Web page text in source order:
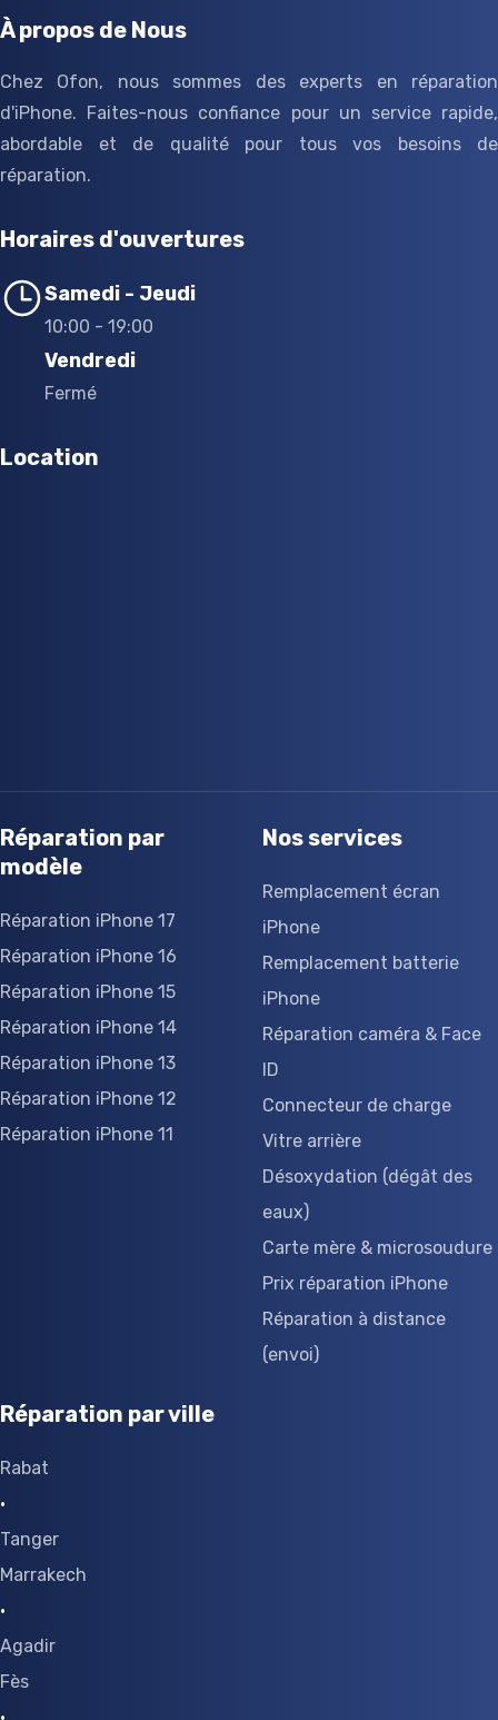
À propos de Nous
Chez Ofon, nous sommes des experts en réparation
d'iPhone. Faites-nous confiance pour un service rapide,
abordable et de qualité pour tous vos besoins de
réparation.
Horaires d'ouvertures
Samedi - Jeudi
10:00 - 19:00
Vendredi
Fermé
Location
Réparation par
modèle
Réparation iPhone 17
Réparation iPhone 16
Réparation iPhone 15
Réparation iPhone 14
Réparation iPhone 13
Réparation iPhone 12
Réparation iPhone 11
Nos services
Remplacement écran
iPhone
Remplacement batterie
iPhone
Réparation caméra & Face
ID
Connecteur de charge
Vitre arrière
Désoxydation (dégât des
eaux)
Carte mère & microsoudure
Prix réparation iPhone
Réparation à distance
(envoi)
Réparation par ville
Rabat
·
Tanger
Marrakech
·
Agadir
Fès